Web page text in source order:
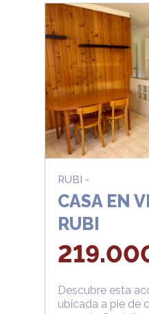
RUBI -
CASA EN
RUBI
Descubre esta
ubicada a pie de